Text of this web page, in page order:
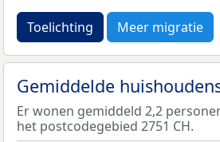
Toelichting Meer migratie
Gemiddelde
Er wonen gemiddeld 2,2
het postcodegebied 2751 CH.